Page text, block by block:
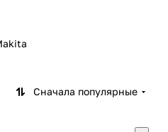
Сначала популярные
банка